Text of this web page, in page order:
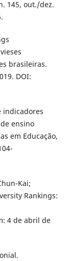
145, out./dez.
brasileiras.
DOI:
indicadores
ensino
em Educação,
Kai;
Rankings:
4 de abril de